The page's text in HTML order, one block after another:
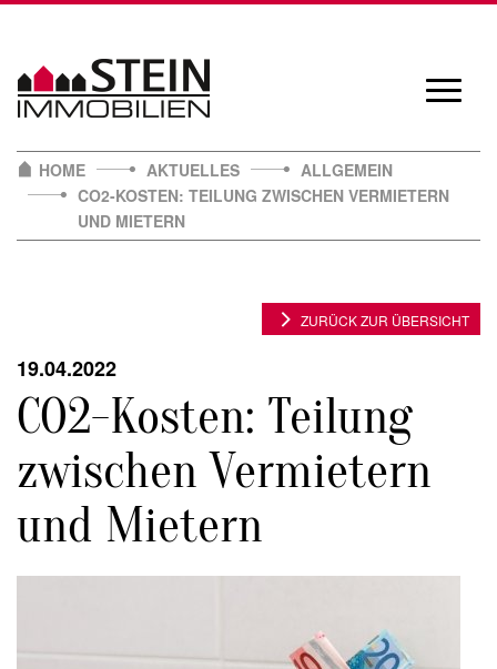
content
HOME
AKTUELLES
ALLGEMEIN
CO2-KOSTEN: TEILUNG ZWISCHEN VERMIETERN
UND MIETERN
19.04.2022
CO2-Kosten: Teilung
zwischen Vermietern
und Mietern
ZURÜCK ZUR ÜBERSICHT